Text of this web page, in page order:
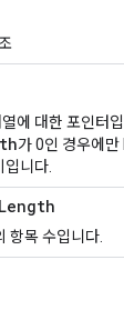
에 대한 포인터
가 0인 경우에만
니다.
Length
항목 수입니다.